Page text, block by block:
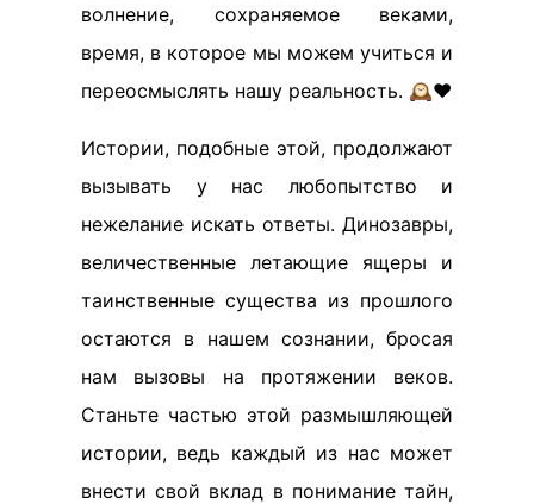
волнение, сохраняемое веками,
время, в которое мы можем учиться и
переосмыслять нашу реальность. 🕰️❤️
Истории, подобные этой, продолжают
вызывать у нас любопытство и
нежелание искать ответы. Динозавры,
величественные летающие ящеры и
таинственные существа из прошлого
остаются в нашем сознании, бросая
нам вызовы на протяжении веков.
Станьте частью этой размышляющей
истории, ведь каждый из нас может
внести свой вклад в понимание тайн,